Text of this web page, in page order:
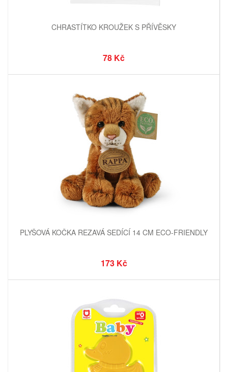
CHRASTÍTKO KROUŽEK S PŘÍVĚSKY
78 Kč
PLYŠOVÁ KOČKA REZAVÁ SEDÍCÍ 14 CM ECO-FRIENDLY
173 Kč